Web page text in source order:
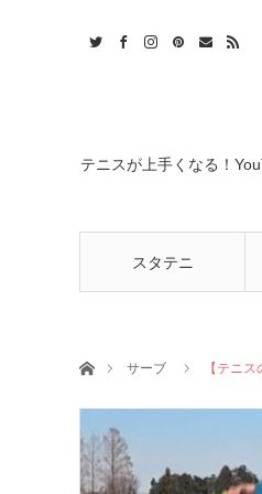
テニスが上手くなる！
スタテニ
ホームサーブ 【テニ